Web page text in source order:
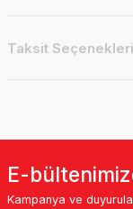
Taksit Seçenekleri
E-
Kampanya ve